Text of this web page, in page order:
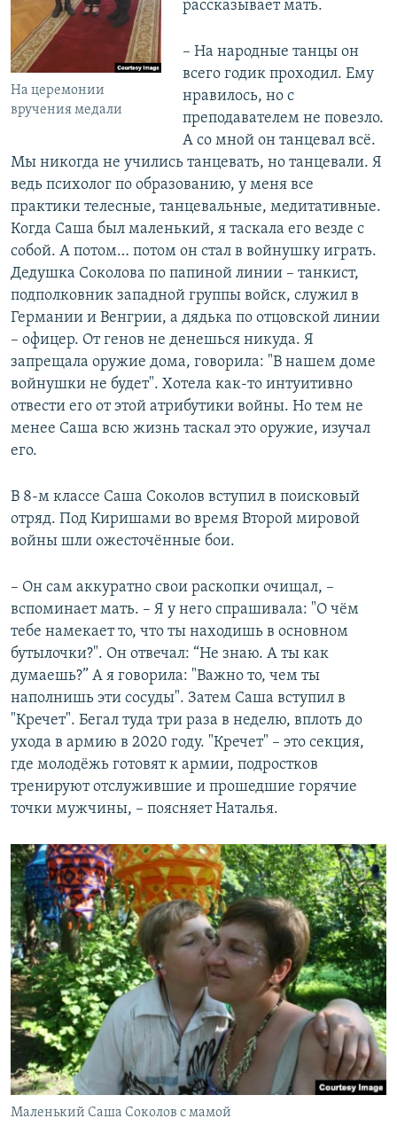
На церемонии
вручения медали
рассказывает мать.
– На народные танцы он
всего годик проходил. Ему
нравилось, но с
преподавателем не повезло.
А со мной он танцевал всё.
Мы никогда не учились танцевать, но танцевали. Я
ведь психолог по образованию, у меня все
практики телесные, танцевальные, медитативные.
Когда Саша был маленький, я таскала его везде с
собой. А потом… потом он стал в войнушку играть.
Дедушка Соколова по папиной линии – танкист,
подполковник западной группы войск, служил в
Германии и Венгрии, а дядька по отцовской линии
– офицер. От генов не денешься никуда. Я
запрещала оружие дома, говорила: "В нашем доме
войнушки не будет". Хотела как-то интуитивно
отвести его от этой атрибутики войны. Но тем не
менее Саша всю жизнь таскал это оружие, изучал
его.
В 8-м классе Саша Соколов вступил в поисковый
отряд. Под Киришами во время Второй мировой
войны шли ожесточённые бои.
– Он сам аккуратно свои раскопки очищал, –
вспоминает мать. – Я у него спрашивала: "О чём
тебе намекает то, что ты находишь в основном
бутылочки?". Он отвечал: “Не знаю. А ты как
думаешь?” А я говорила: "Важно то, чем ты
наполнишь эти сосуды". Затем Саша вступил в
"Кречет". Бегал туда три раза в неделю, вплоть до
ухода в армию в 2020 году. "Кречет" – это секция,
где молодёжь готовят к армии, подростков
тренируют отслужившие и прошедшие горячие
точки мужчины, – поясняет Наталья.
Маленький Саша Соколов с мамой